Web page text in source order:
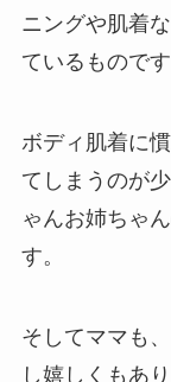
ニングや肌着
ているものです
ボディ肌着に
てしまうのが
ゃんお姉ちゃ
す。
そしてママも
し嬉しくもあ